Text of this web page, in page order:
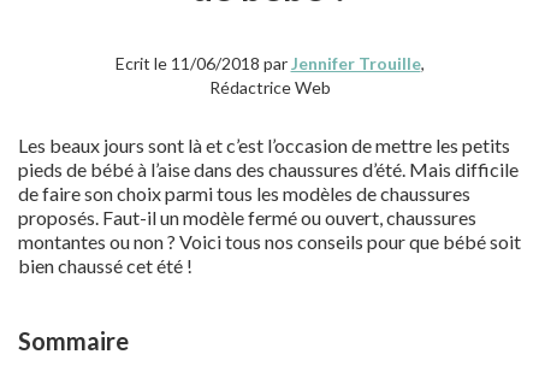
Ecrit le 11/06/2018 parJennifer Trouille,
Rédactrice Web
Les beaux jours sont là et c’est l’occasion de mettre les petits
pieds de bébé à l’aise dans des chaussures d’été. Mais difficile
de faire son choix parmi tous les modèles de chaussures
proposés. Faut-il un modèle fermé ou ouvert, chaussures
montantes ou non ? Voici tous nos conseils pour que bébé soit
bien chaussé cet été !
Sommaire